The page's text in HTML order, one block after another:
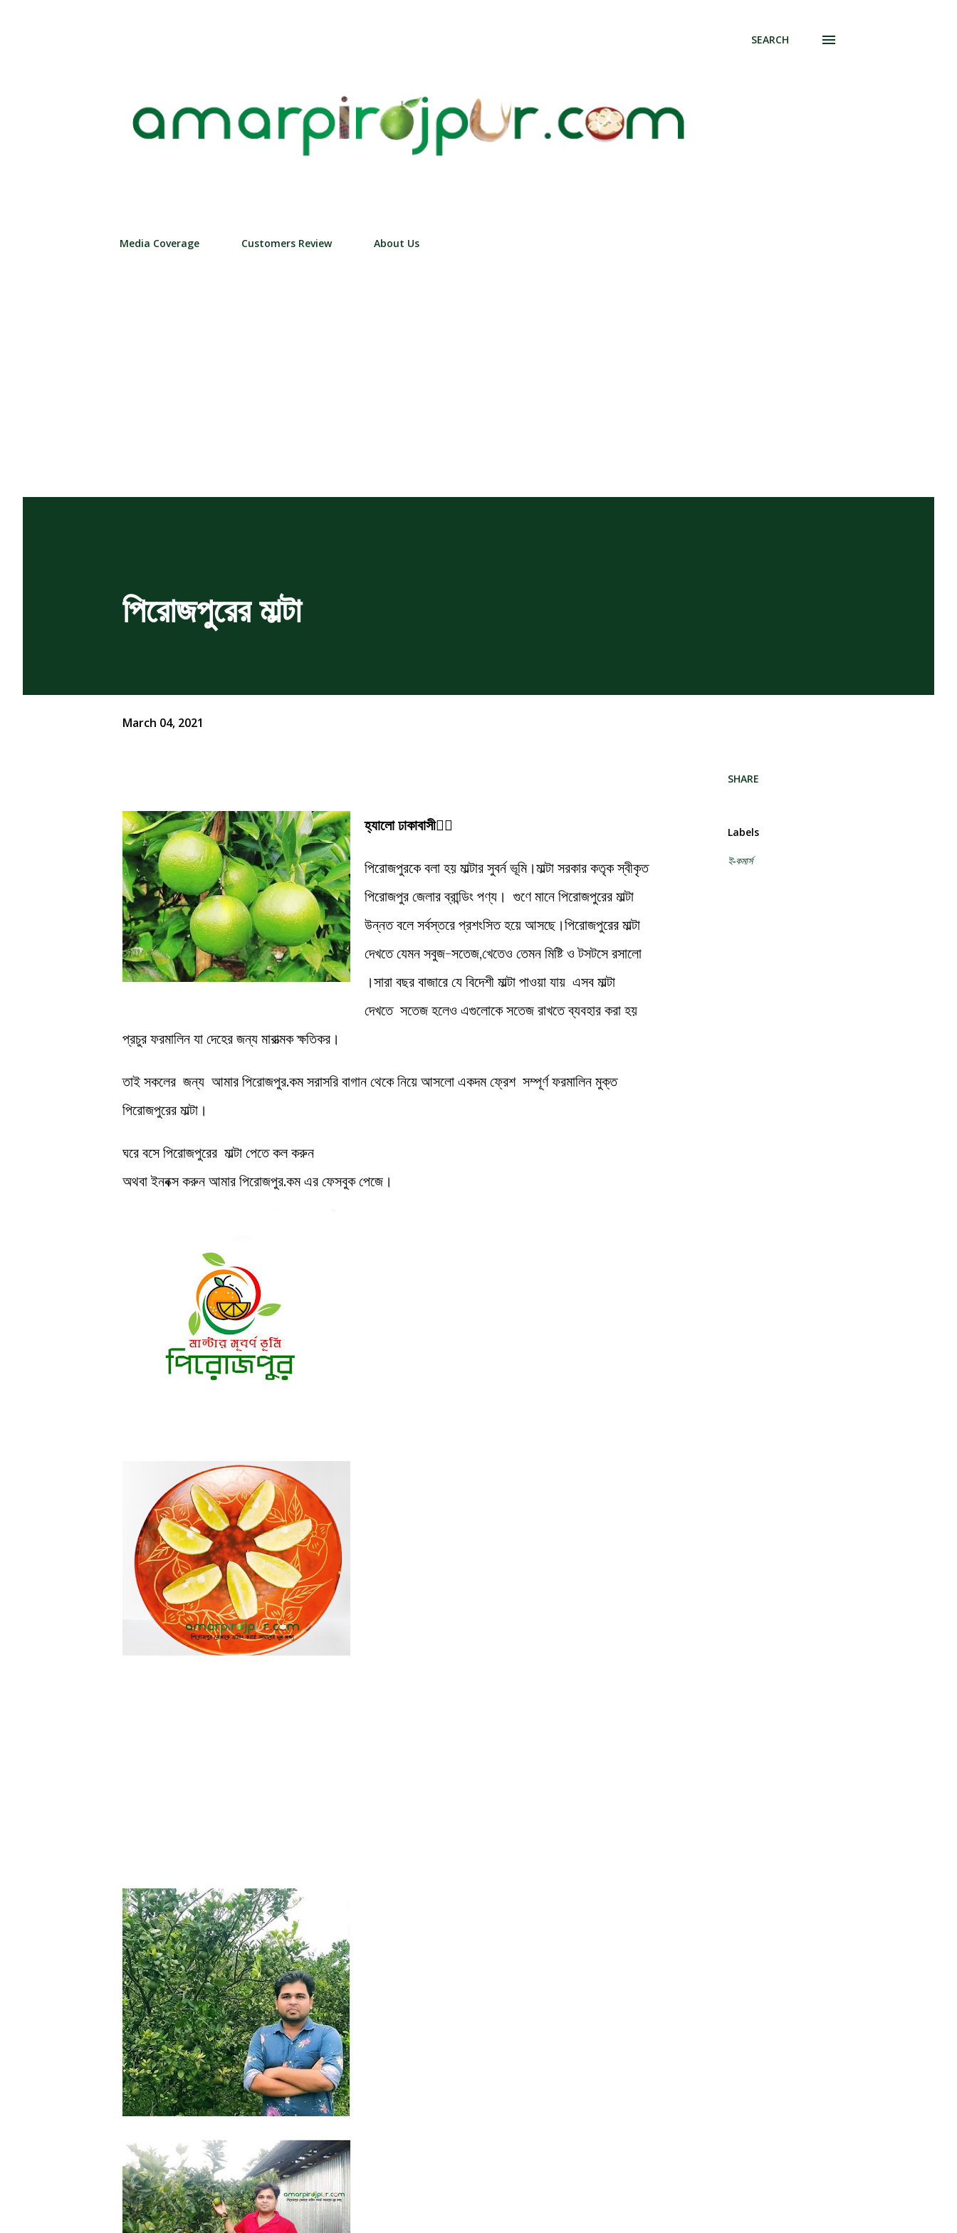
SEARCH
Media Coverage Customers Review About Us
পিরোজপুরের মাল্টা
March 04, 2021
হ্যালো ঢাকাবাসী💁‍♂️
পিরোজপুরকে বলা হয় মাল্টার সুবর্ন ভূমি।মাল্টা সরকার কতৃক স্বীকৃত
পিরোজপুর জেলার ব্রান্ডিং পণ্য। গুণে মানে পিরোজপুরের মাল্টা
উন্নত বলে সর্বস্তরে প্রশংসিত হয়ে আসছে।পিরোজপুরের মাল্টা
দেখতে যেমন সবুজ-সতেজ,খেতেও তেমন মিষ্টি ও টসটসে রসালো
।সারা বছর বাজারে যে বিদেশী মাল্টা পাওয়া যায় এসব মাল্টা
দেখতে সতেজ হলেও এগুলোকে সতেজ রাখতে ব্যবহার করা হয়
প্রচুর ফরমালিন যা দেহের জন্য মারাত্মক ক্ষতিকর।
তাই সকলের জন্য আমার পিরোজপুর.কম সরাসরি বাগান থেকে নিয়ে আসলো একদম ফ্রেশ সম্পূর্ণ ফরমালিন মুক্ত
পিরোজপুরের মাল্টা।
ঘরে বসে পিরোজপুরের মাল্টা পেতে কল করুন
অথবা ইনবক্স করুন আমার পিরোজপুর.কম এর ফেসবুক পেজে।
SHARE
Labels
ই-কমার্স